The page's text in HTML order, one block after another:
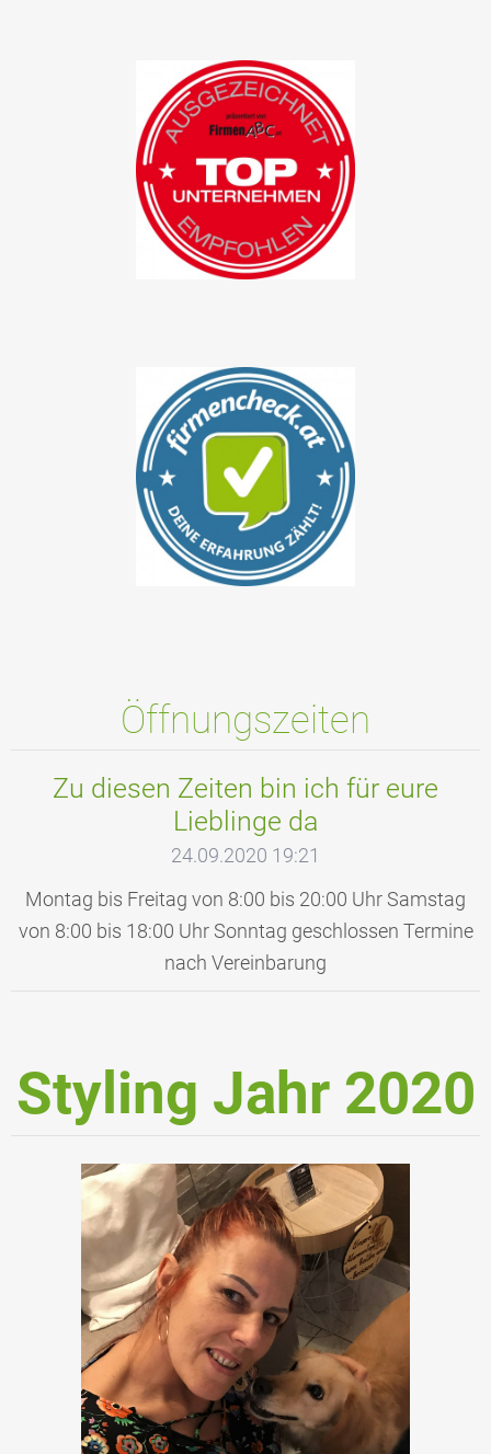
Öffnungszeiten
Zu diesen Zeiten bin ich für eure
Lieblinge da
24.09.2020 19:21
Montag bis Freitag von 8:00 bis 20:00 Uhr Samstag
von 8:00 bis 18:00 Uhr Sonntag geschlossen Termine
nach Vereinbarung
Styling Jahr 2020